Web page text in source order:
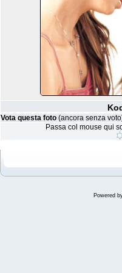
Vota questa foto (ancora senza
Passa col mouse qui
Powered